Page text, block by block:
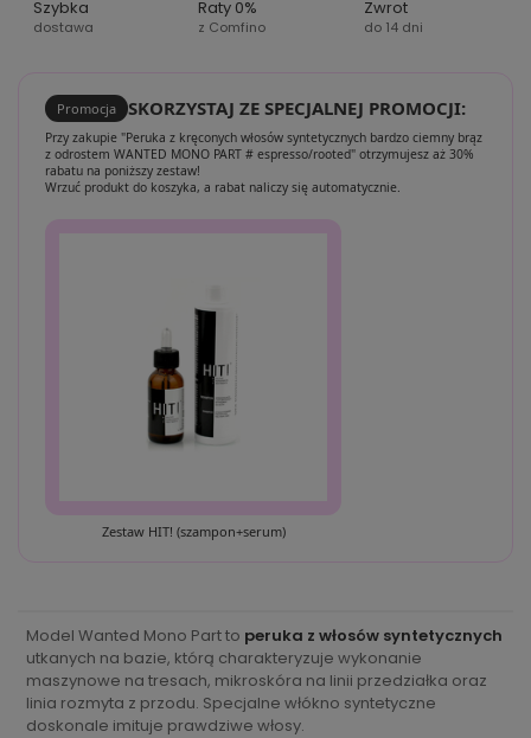
Szybka
dostawa
Raty 0%
z Comfino
Zwrot
do 14 dni
Promocja SKORZYSTAJ ZE SPECJALNEJ PROMOCJI:
Przy zakupie "Peruka z kręconych włosów syntetycznych bardzo ciemny brąz
z odrostem WANTED MONO PART # espresso/rooted" otrzymujesz aż 30%
rabatu na poniższy zestaw!
Wrzuć produkt do koszyka, a rabat naliczy się automatycznie.
Zestaw HIT! (szampon+serum)
Model Wanted Mono Part to peruka z włosów syntetycznych
utkanych na bazie, którą charakteryzuje wykonanie
maszynowe na tresach, mikroskóra na linii przedziałka oraz
linia rozmyta z przodu. Specjalne włókno syntetyczne
doskonale imituje prawdziwe włosy.